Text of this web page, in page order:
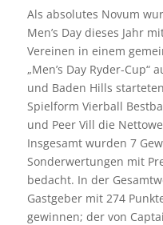
Als absolutes Novum
Men’s Day dieses Jahr
Vereinen in einem
„Men’s Day Ryder-Cup“
und Baden Hills
Spielform Vierball
und Peer Vill die
Insgesamt wurden 7
Sonderwertungen mit
bedacht. In der
Gastgeber mit 274
gewinnen; der von